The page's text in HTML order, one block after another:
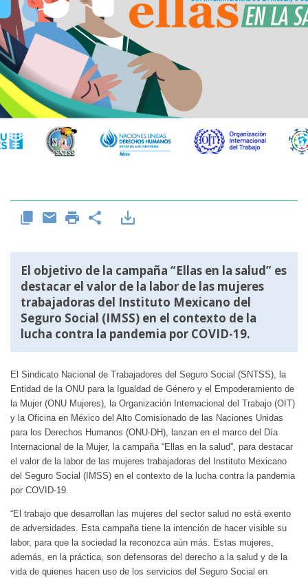
El objetivo de la campaña “Ellas en la salud” es
destacar el valor de la labor de las mujeres
trabajadoras del Instituto Mexicano del
Seguro Social (IMSS) en el contexto de la
lucha contra la pandemia por COVID-19.
El Sindicato Nacional de Trabajadores del Seguro Social (SNTSS), la
Entidad de la ONU para la Igualdad de Género y el Empoderamiento de
la Mujer (ONU Mujeres), la Organización Internacional del Trabajo (OIT)
y la Oficina en México del Alto Comisionado de las Naciones Unidas
para los Derechos Humanos (ONU-DH), lanzan en el marco del Día
Internacional de la Mujer, la campaña “Ellas en la salud”, para destacar
el valor de la labor de las mujeres trabajadoras del Instituto Mexicano
del Seguro Social (IMSS) en el contexto de la lucha contra la pandemia
por COVID-19.
“El trabajo que desarrollan las mujeres del sector salud no está exento
de adversidades. Esta campaña tiene la intención de hacer visible su
labor, para que la sociedad la reconozca aún más. Estas mujeres,
además, en la práctica, son defensoras del derecho a la salud y de la
vida de quienes hacen uso de los servicios del Seguro Social en